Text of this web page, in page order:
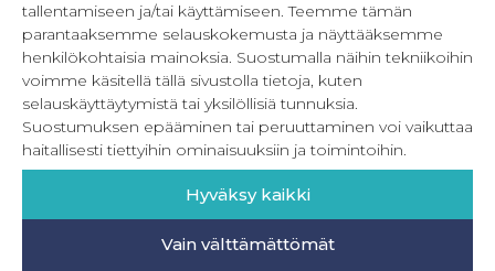
tallentamiseen ja/tai käyttämiseen. Teemme tämän
parantaaksemme selauskokemusta ja näyttääksemme
henkilökohtaisia mainoksia. Suostumalla näihin tekniikoihin
voimme käsitellä tällä sivustolla tietoja, kuten
selauskäyttäytymistä tai yksilöllisiä tunnuksia.
Suostumuksen epääminen tai peruuttaminen voi vaikuttaa
haitallisesti tiettyihin ominaisuuksiin ja toimintoihin.
Hyväksy kaikki
Vain välttämättömät
Myyntilisenssit – Asusteiden ompelukaavat
39,90€ Sis. ALV
Valitse vaihtoehdoista